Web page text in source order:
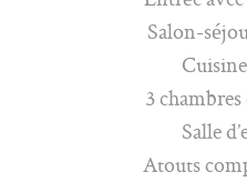
Salon-
3
Salle
Atouts